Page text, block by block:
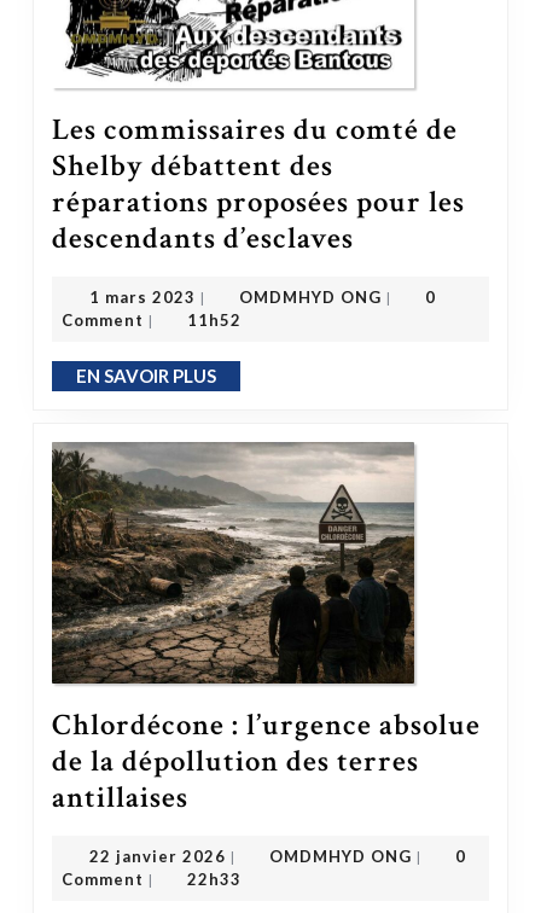
Les commissaires du comté de
Shelby débattent des
réparations proposées pour les
descendants d’esclaves
1 mars 2023 1 mars 2023
| OMDMHYD ONG |
0
Comment | 11h52
EN SAVOIR PLUSEN SAVOIR PLUS
Chlordécone : l’urgence absolue
de la dépollution des terres
antillaises
22 janvier 2026 22 janvier 2026
| OMDMHYD ONG |
0
Comment | 22h33